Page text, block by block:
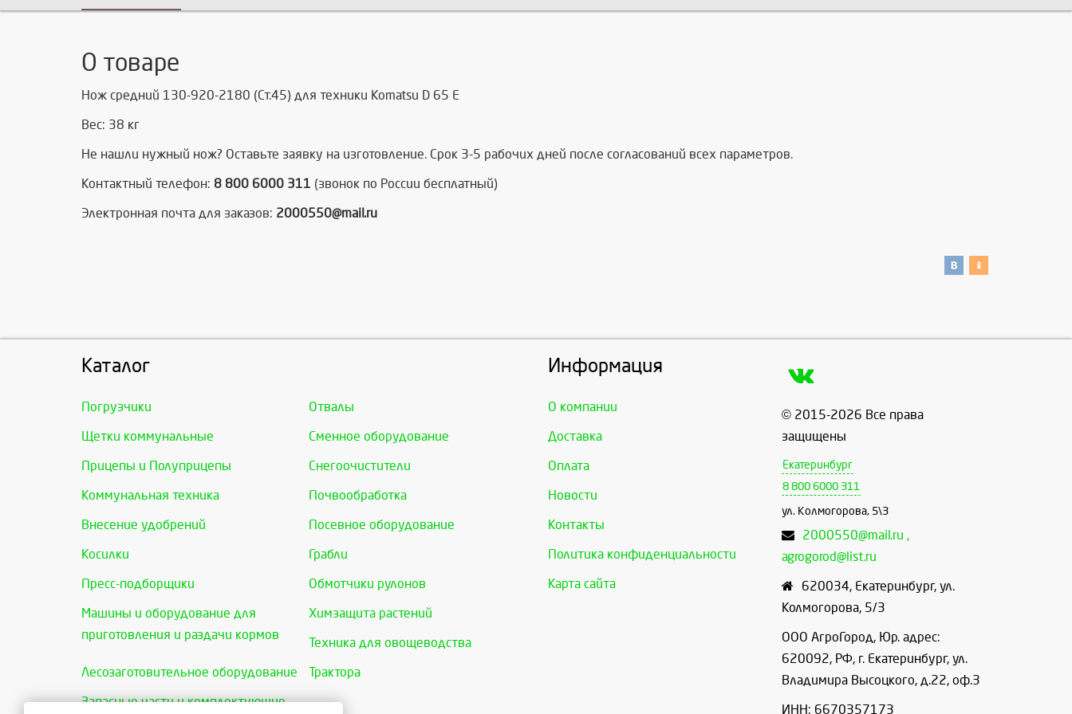
О товаре
Нож средний 130-920-2180 (Ст.45) для техники Komatsu D 65 Е
Вес: 38 кг
Не нашли нужный нож? Оставьте заявку на изготовление. Срок 3-5 рабочих дней после согласований всех параметров.
Контактный телефон: 8 800 6000 311 (звонок по России бесплатный)
Электронная почта для заказов: 2000550@mail.ru
Каталог
Погрузчики Отвалы
Щетки коммунальные Сменное оборудование
Прицепы и Полуприцепы Снегоочистители
Коммунальная техника Почвообработка
Внесение удобрений Посевное оборудование
Косилки Грабли
Пресс-подборщики Обмотчики рулонов
Машины и оборудование для
приготовления и раздачи кормов
Химзащита растений
Техника для овощеводства
Лесозаготовительное оборудование Трактора
Запасные части и комплектующие
Информация
О компании
Доставка
Оплата
Новости
Контакты
Политика конфиденциальности
Карта сайта
© 2015-2026 Все права
защищены
Екатеринбург
8 800 6000 311
ул. Колмогорова, 5\3
2000550@mail.ru ,
agrogorod@list.ru
620034, Екатеринбург, ул.
Колмогорова, 5/3
ООО АгроГород, Юр. адрес:
620092, РФ, г. Екатеринбург, ул.
Владимира Высоцкого, д.22, оф.3
ИНН: 6670357173